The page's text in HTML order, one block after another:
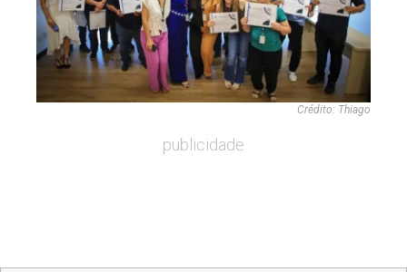
Crédito: Thiago
publicidade